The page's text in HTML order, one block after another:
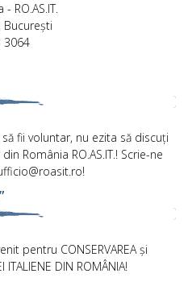
RO.AS.IT.
București
3064
fii voluntar, nu ezita să discuți
România RO.AS.IT.! Scrie-ne
pentru CONSERVAREA și
ITALIENE DIN ROMÂNIA!